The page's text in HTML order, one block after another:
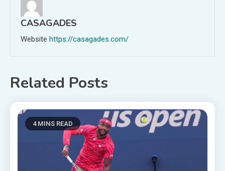
CASAGADES
Website https://casagades.com/
Related Posts
4 MINS READ